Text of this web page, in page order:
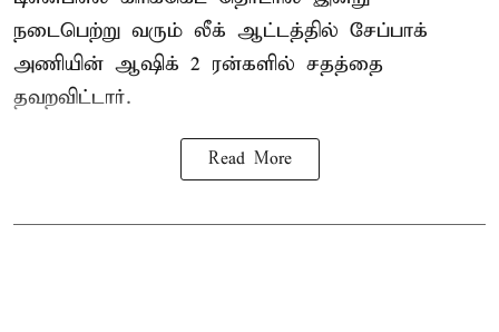
நடைபெற்று வரும் லீக் ஆட்டத்தில் சேப்பாக்
அணியின் ஆஷிக் 2 ரன்களில் சதத்தை
தவறவிட்டார்.
Read More